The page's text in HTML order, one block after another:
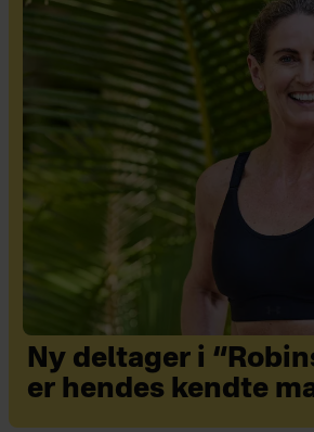
Ny deltager i
er hendes kendte